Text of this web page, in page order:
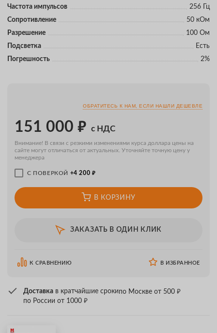
Частота импульсов
256 Гц
Сопротивление
50 кОм
Разрешение
100 Ом
Подсветка
Есть
Погрешность
2%
ОБРАТИТЕСЬ К НАМ, ЕСЛИ НАШЛИ ДЕШЕВЛЕ
151 000 ₽ с НДС
Внимание! В связи с резкими изменениями курса доллара цены на
сайте могут отличаться от актуальных. Уточняйте точную цену у
менеджера
С ПОВЕРКОЙ +4 200 ₽
В КОРЗИНУ
ЗАКАЗАТЬ В ОДИН КЛИК
К СРАВНЕНИЮ В ИЗБРАННОЕ
Доставка в кратчайшие срокипо Москве от 500 ₽
по России от 1000 ₽